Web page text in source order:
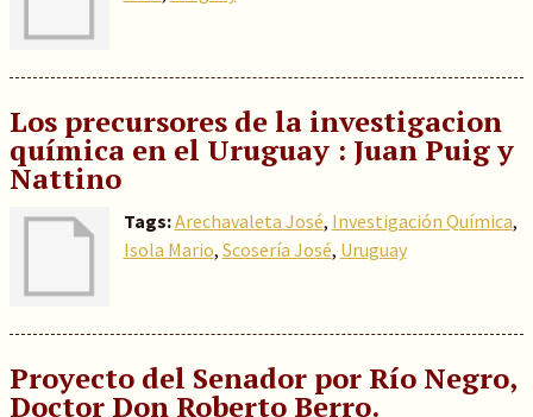
Los precursores de la investigacion
química en el Uruguay : Juan Puig y
Nattino
Tags:Arechavaleta José, Investigación Química,
Isola Mario, Scosería José, Uruguay
Proyecto del Senador por Río Negro,
Doctor Don Roberto Berro.